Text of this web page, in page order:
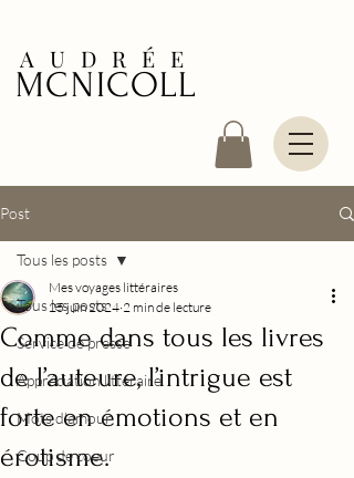
AUDRÉE
MCNICOLL
Post
Tous les posts
Service de presse
Appréciation littéraire
Mots d'amour
Coup de coeur
Tous les posts
Comme dans tous les livres
de l’auteure, l’intrigue est
forte en émotions et en
érotisme.
Mes voyages littéraires
25 juin 2024 2 min de lecture